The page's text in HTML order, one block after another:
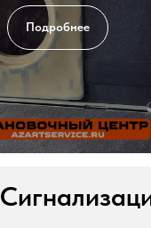
Подробнее